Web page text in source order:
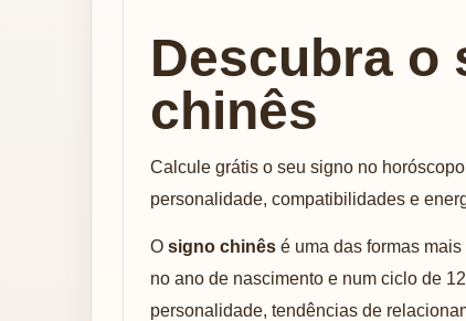
Descubra o
chinês
Calcule grátis o seu signo no
personalidade, compatibilidades e
O signo chinês é uma das formas
no ano de nascimento e num ciclo de
personalidade, tendências de